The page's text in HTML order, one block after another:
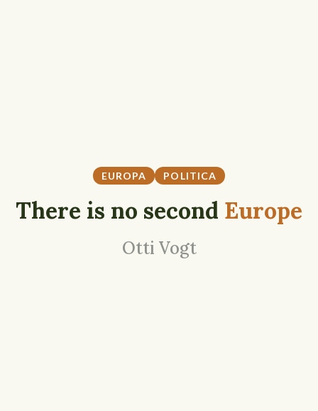
EUROPA POLITICA
There is no second Europe
Otti Vogt